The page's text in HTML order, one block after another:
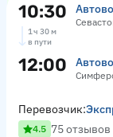
10:30
1 ч 30 м
в пути
12:00
Перевозчик:
4.5 75 отзывов